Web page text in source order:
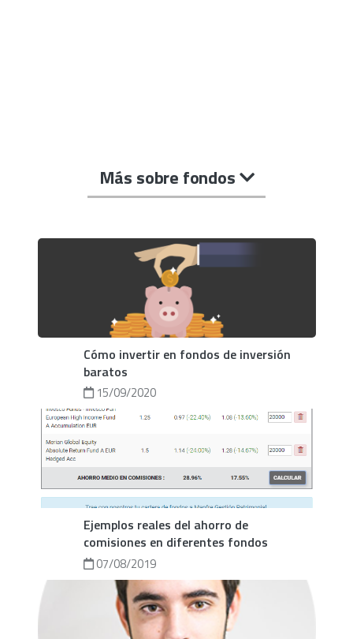
Más sobre fondos
Cómo invertir en fondos de inversión
baratos
15/09/2020
Ejemplos reales del ahorro de
comisiones en diferentes fondos
07/08/2019